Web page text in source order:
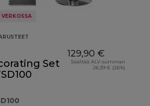
VERKOSSA
Set
129,90 €
Sisältää ALV-summan
26,39 € (26%)